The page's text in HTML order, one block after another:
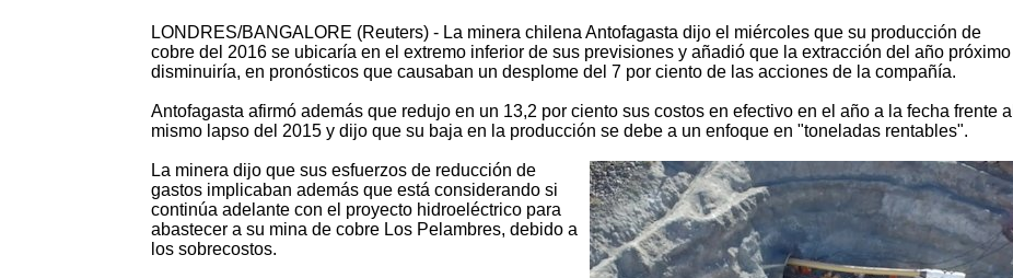
LONDRES/BANGALORE (Reuters) - La minera chilena Antofagasta dijo el miércoles que su producción de
cobre del 2016 se ubicaría en el extremo inferior de sus previsiones y añadió que la extracción del año próximo
disminuiría, en pronósticos que causaban un desplome del 7 por ciento de las acciones de la compañía.
Antofagasta afirmó además que redujo en un 13,2 por ciento sus costos en efectivo en el año a la fecha frente al
mismo lapso del 2015 y dijo que su baja en la producción se debe a un enfoque en "toneladas rentables".
La minera dijo que sus esfuerzos de reducción de
gastos implicaban además que está considerando si
continúa adelante con el proyecto hidroeléctrico para
abastecer a su mina de cobre Los Pelambres, debido a
los sobrecostos.